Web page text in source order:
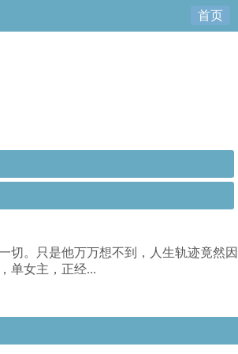
首页
切。只是他万万想不到，人生轨迹竟然因
单女主，正经...